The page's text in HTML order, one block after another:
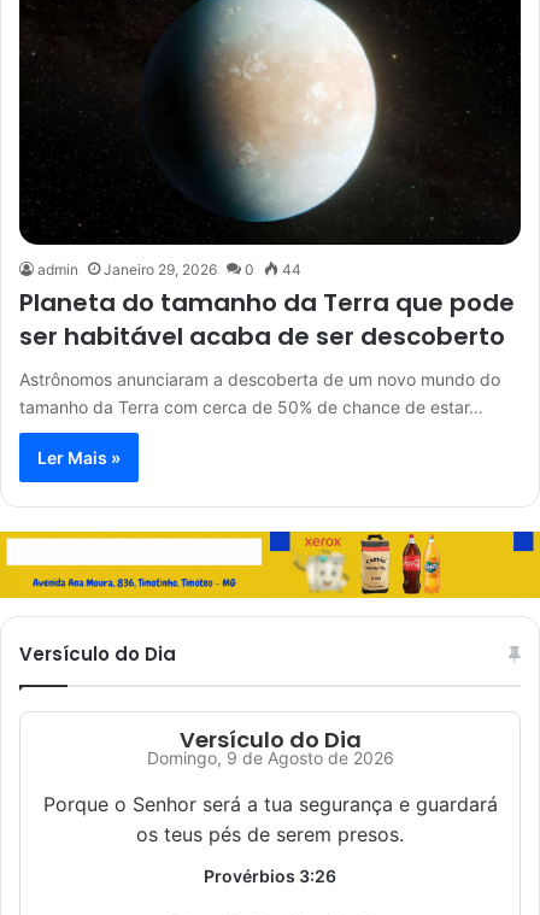
admin Janeiro 29, 2026 0 44
Planeta do tamanho da Terra que pode
ser habitável acaba de ser descoberto
Astrônomos anunciaram a descoberta de um novo mundo do
tamanho da Terra com cerca de 50% de chance de estar…
Ler Mais »
Versículo do Dia
Versículo do Dia
Domingo, 9 de Agosto de 2026
Porque o Senhor será a tua segurança e guardará
os teus pés de serem presos.
Provérbios 3:26